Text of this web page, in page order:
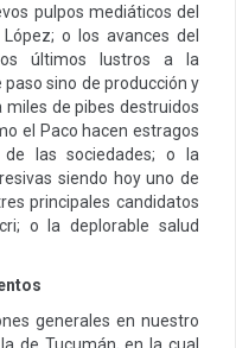
pulpos mediáticos del
o los avances del
últimos lustros a la
sino de producción y
de pibes destruidos
el Paco hacen estragos
las sociedades; o la
siendo hoy uno de
principales candidatos
o la deplorable salud
generales en nuestro
de Tucumán, en la cual